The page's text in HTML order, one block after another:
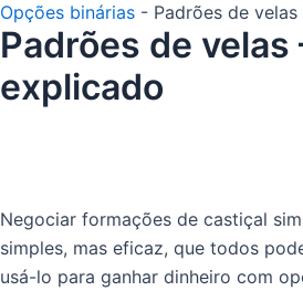
Opções binárias - Padrões de
Padrões de
explicado
Negociar formações de castiçal
simples, mas eficaz, que todos
usá-lo para ganhar dinheiro com